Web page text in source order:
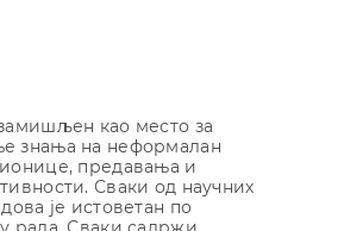
као место за
знања на неформалан
предавања и
Сваки од научних
је истоветан по